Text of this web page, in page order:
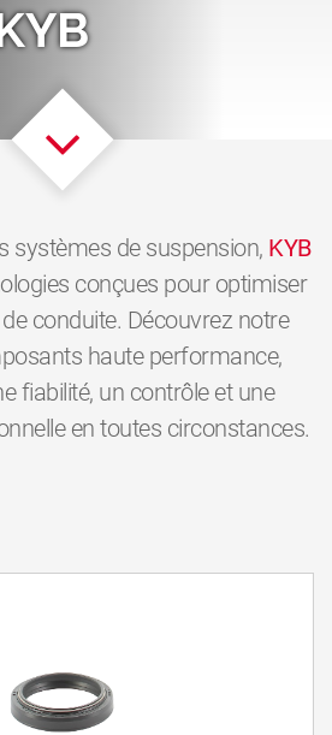
systèmes de suspension, KYB
conçues pour optimiser
conduite. Découvrez notre
haute performance,
fiabilité, un contrôle et une
en toutes circonstances.